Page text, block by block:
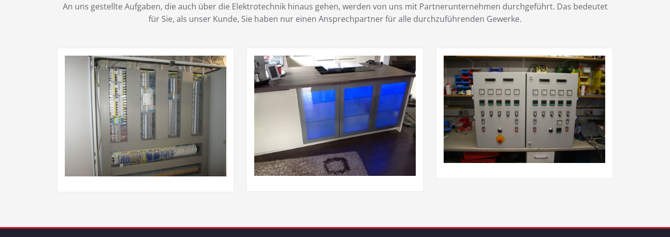
An uns gestellte Aufgaben, die auch über die Elektrotechnik hinaus gehen, werden von uns mit Partnerunternehmen durchgeführt. Das bedeutet
für Sie, als unser Kunde, Sie haben nur einen Ansprechpartner für alle durchzuführenden Gewerke.